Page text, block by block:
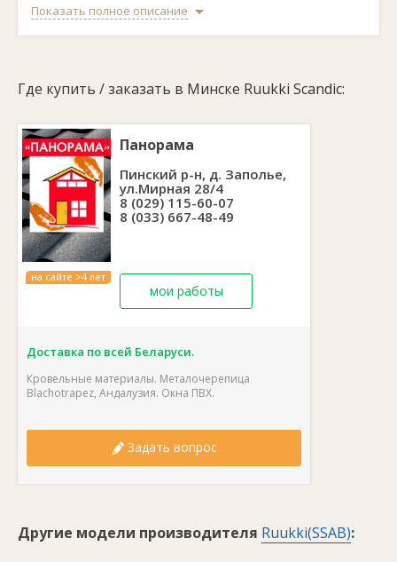
Полезная ширина:1125 мм
Общая ширина:1175 мм
Максимальная длина:6050 мм
Минимальный уклон: 14 °
Рекомендуемое расстояние между рейками:
Металлочерепица Ruukki Scandic имеет модульное строение,
что позволяет устанавливать ее на крышах с различными
елементами и уровнями ската, также такая контрукция делает
ее более простой в монтаже и ограничивает количество
отходов.
Показать полное описание
Где купить / заказать в Минске Ruukki Scandic:
на сайте >4 лет
Панорама
Пинский р-н, д. Заполье,
ул.Мирная 28/4
8 (029) 115-60-07
8 (033) 667-48-49
мои работы
Доставка по всей Беларуси.
Кровельные материалы. Металочерепица
Blachotrapez, Андалузия. Окна ПВХ.
Задать вопрос
Другие модели производителя Ruukki(SSAB):